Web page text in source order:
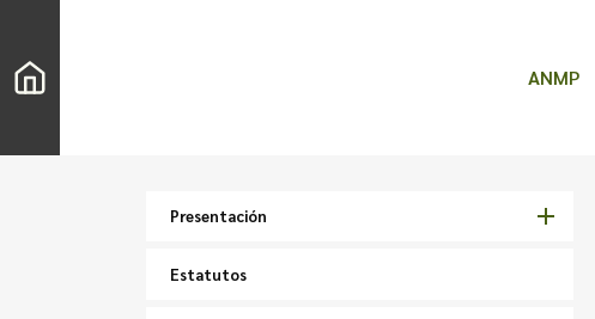
ANMP
Presentación
Estatutos